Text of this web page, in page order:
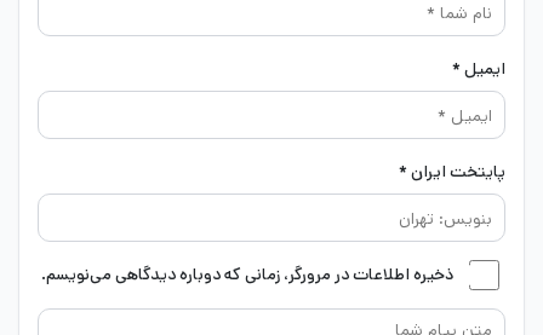
ایمیل *
پایتخت ایران *
ذخیره اطلاعات در مرورگر، زمانی که دوباره دیدگاهی می‌نویسم.